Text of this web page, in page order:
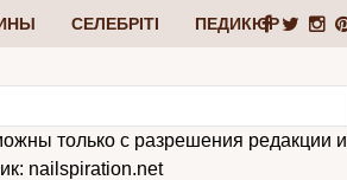
СЕЛЕБРІТІ ПЕДИКЮР
только с разрешения редакции и
nailspiration.net